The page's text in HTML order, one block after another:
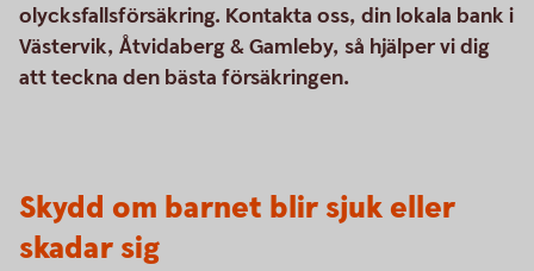
olycksfallsförsäkring. Kontakta oss, din lokala bank i
Västervik, Åtvidaberg & Gamleby, så hjälper vi dig
att teckna den bästa försäkringen.
Skydd om barnet blir sjuk eller
skadar sig